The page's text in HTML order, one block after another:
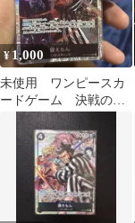
¥ 1,000
未使用 ワンピースカ
ードゲーム 決戦の
刻 錦えもん きんえ
もん 黒 SR